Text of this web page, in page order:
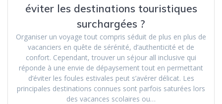
éviter les destinations touristiques
surchargées ?
Organiser un voyage tout compris séduit de plus en plus de
vacanciers en quête de sérénité, d’authenticité et de
confort. Cependant, trouver un séjour all inclusive qui
réponde à une envie de dépaysement tout en permettant
d’éviter les foules estivales peut s’avérer délicat. Les
principales destinations connues sont parfois saturées lors
des vacances scolaires ou…